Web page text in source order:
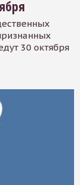
30 октября